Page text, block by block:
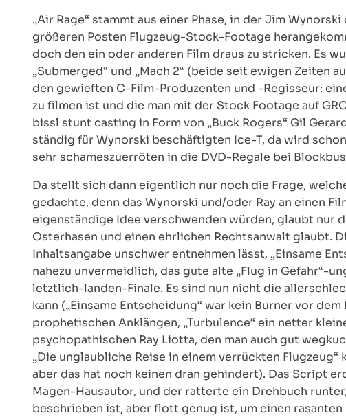
„Air Rage“ stammt aus einer Phase, in der Jim
größeren Posten Flugzeug-Stock-Footage
doch den ein oder anderen Film draus zu stricken. Es
„Submerged“ und „Mach 2“ (beide seit ewigen Zeiten
den gewieften C-Film-Produzenten und -Regisseur:
zu filmen ist und die man mit der Stock Footage auf
bissl stunt casting in Form von „Buck Rogers“ Gil
ständig für Wynorski beschäftigten Ice-T, da wird
sehr schameszuerröten in die DVD-Regale bei
Da stellt sich dann eigentlich nur noch die Frage,
gedachte, denn das Wynorski und/oder Ray an einen
eigenständige Idee verschwenden würden, glaubt nur
Osterhasen und einen ehrlichen Rechtsanwalt glaubt.
Inhaltsangabe unschwer entnehmen lässt, „Einsame
nahezu unvermeidlich, das gute alte „Flug in Gefahr“-
letztlich-landen-Finale. Es sind nun nicht die
kann („Einsame Entscheidung“ war kein Burner vor
prophetischen Anklängen, „Turbulence“ ein netter
psychopathischen Ray Liotta, den man auch gut
„Die unglaubliche Reise in einem verrückten
aber das hat noch keinen dran gehindert). Das Script
Magen-Hausautor, und der ratterte ein Drehbuch
beschrieben ist, aber flott genug ist, um einen rasanten